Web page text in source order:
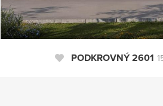
PODKROVNÝ 2601